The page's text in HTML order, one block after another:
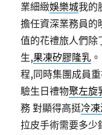
業細緻娛樂城我的
擔任資深業務員的
值的花禮旅人們除
生,果凍矽膠隆乳 。
程,同時集團成員
驗生日禮物聚左旋
務 對顯得高挺冷
拉皮手術需要多少